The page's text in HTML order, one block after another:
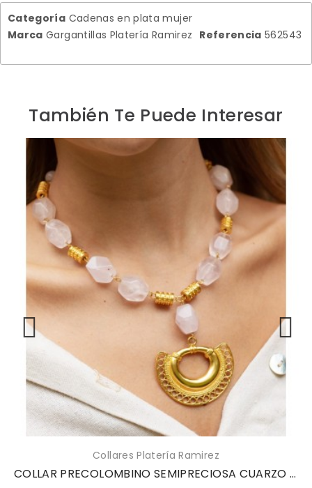
Categoría Cadenas en plata mujer
Marca Gargantillas Platería Ramirez Referencia 562543
También Te Puede Interesar
Collares Platería Ramirez
COLLAR PRECOLOMBINO SEMIPRECIOSA CUARZO CTP063